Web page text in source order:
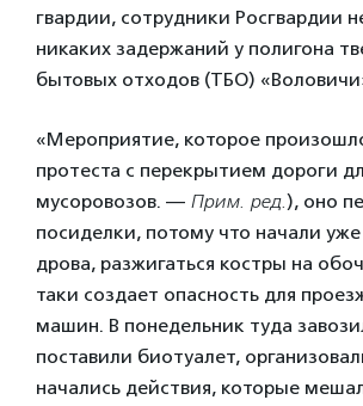
гвардии, сотрудники Росгвардии
никаких задержаний у полигона
бытовых отходов (ТБО)
«Мероприятие, которое
протеста с перекрытием дороги
мусоровозов. — Прим. ред.), оно
посиделки, потому что начали уже
дрова, разжигаться костры на
таки создает опасность для
машин. В понедельник туда
поставили биотуалет,
начались действия, которые